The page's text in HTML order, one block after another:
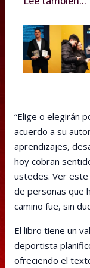
“Elige o elegirán
acuerdo a su
aprendizajes,
hoy cobran
ustedes. Ver
de personas que
camino fue, sin
El libro tiene un
deportista
ofreciendo el